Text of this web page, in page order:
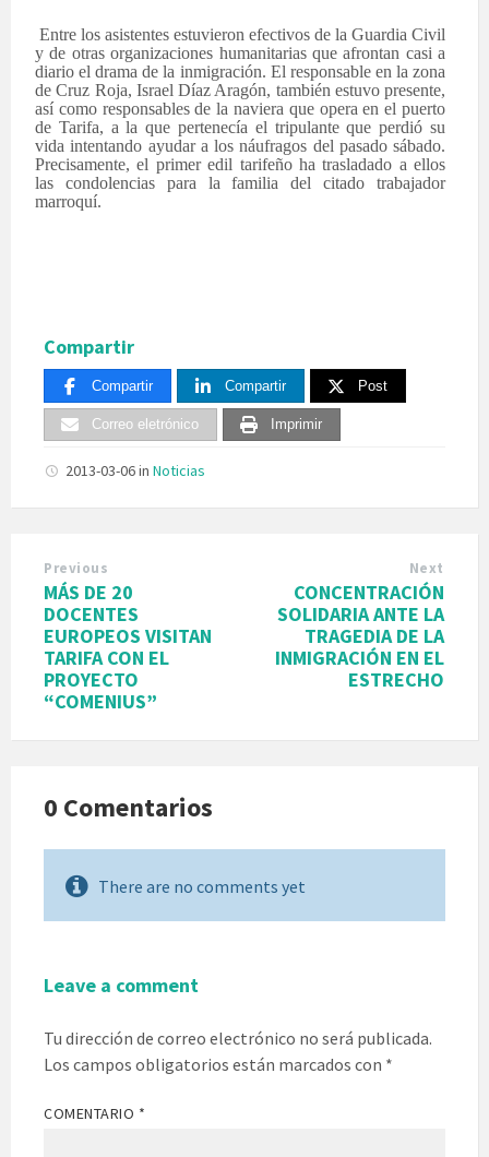
Entre los asistentes estuvieron efectivos de la Guardia Civil
y de otras organizaciones humanitarias que afrontan casi a
diario el drama de la inmigración. El responsable en la zona
de Cruz Roja, Israel Díaz Aragón, también estuvo presente,
así como responsables de la naviera que opera en el puerto
de Tarifa, a la que pertenecía el tripulante que perdió su
vida intentando ayudar a los náufragos del pasado sábado.
Precisamente, el primer edil tarifeño ha trasladado a ellos
las condolencias para la familia del citado trabajador
marroquí.
Compartir
Compartir Compartir Post
Correo eletrónico Imprimir
2013-03-06in Noticias
Previous
MÁS DE 20
DOCENTES
EUROPEOS VISITAN
TARIFA CON EL
PROYECTO
“COMENIUS”
Next
CONCENTRACIÓN
SOLIDARIA ANTE LA
TRAGEDIA DE LA
INMIGRACIÓN EN EL
ESTRECHO
0 Comentarios
There are no comments yet
Leave a comment
Tu dirección de correo electrónico no será publicada.
Los campos obligatorios están marcados con *
COMENTARIO *